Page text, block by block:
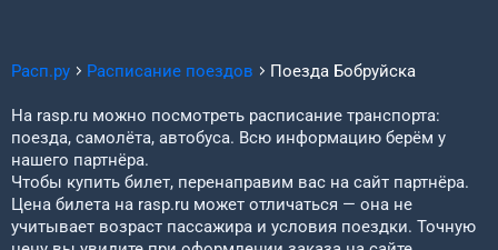
Расп.ру Расписание поездов Поезда Бобруйска
На rasp.ru можно посмотреть расписание транспорта:
поезда, самолёта, автобуса. Всю информацию берём у
нашего партнёра.
Чтобы купить билет, перенаправим вас на сайт партнёра.
Цена билета на rasp.ru может отличаться — она не
учитывает возраст пассажира и условия поездки. Точную